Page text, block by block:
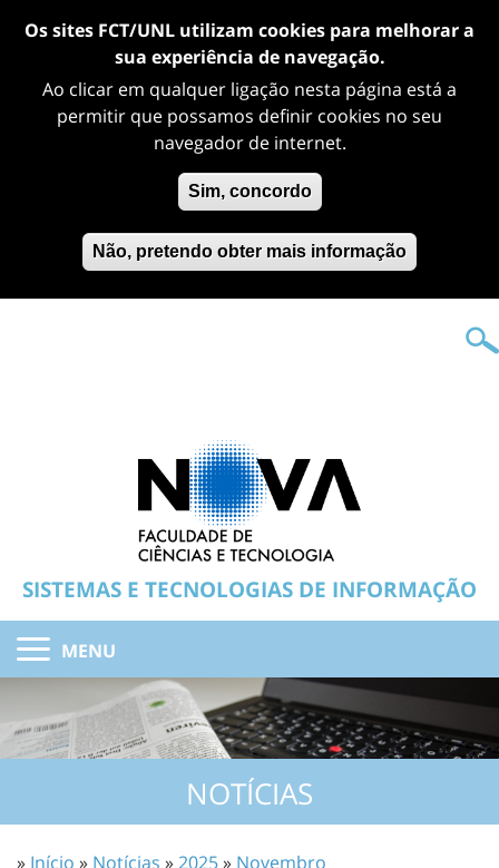
Os sites FCT/UNL utilizam cookies para melhorar a
sua experiência de navegação.
Ao clicar em qualquer ligação nesta página está a
permitir que possamos definir cookies no seu
navegador de internet.
Sim, concordo
Não, pretendo obter mais informação
SISTEMAS E TECNOLOGIAS DE INFORMAÇÃO
MENU
NOTÍCIAS
» Início » Notícias »2025» Novembro